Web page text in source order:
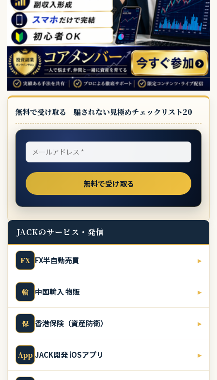
無料で受け取る｜騙されない見極めチェックリスト20
JACKのサービス・発信
FX FX半自動売買 ▸
輸 中国輸入 物販 ▸
保 香港保険（資産防衛） ▸
App JACK開発 iOSアプリ ▸